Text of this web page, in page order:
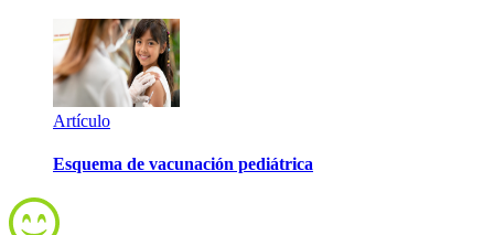
Artículo
Esquema de vacunación pediátrica